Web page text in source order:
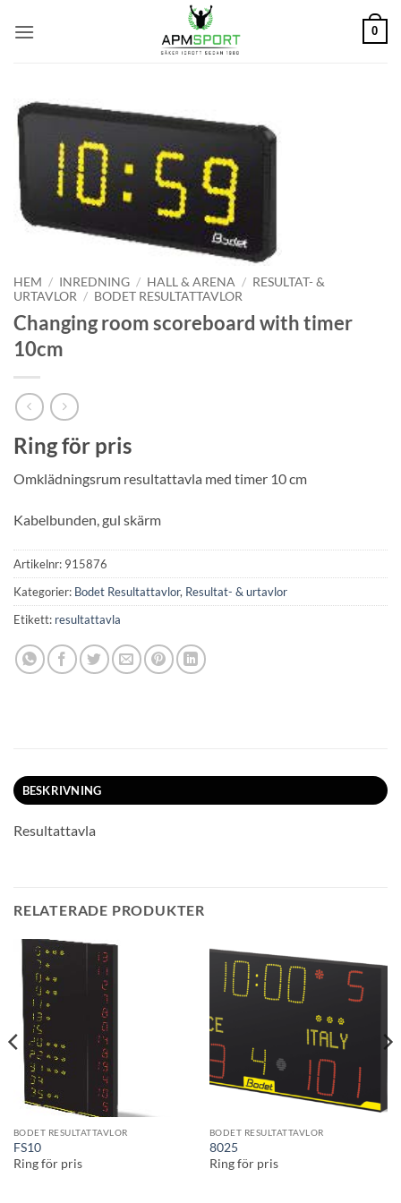
0
HEM / INREDNING / HALL & ARENA / RESULTAT- &
URTAVLOR / BODET RESULTATTAVLOR
Changing room scoreboard with timer
10cm
Ring för pris
Omklädningsrum resultattavla med timer 10 cm
Kabelbunden, gul skärm
Artikelnr: 915876
Kategorier: Bodet Resultattavlor, Resultat- & urtavlor
Etikett: resultattavla
BESKRIVNING
Resultattavla
RELATERADE PRODUKTER
BODET RESULTATTAVLOR
FS10
Ring för pris
BODET RESULTATTAVLOR
8025
Ring för pris